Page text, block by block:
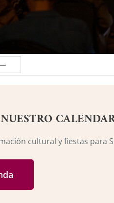
cultural y fiestas para